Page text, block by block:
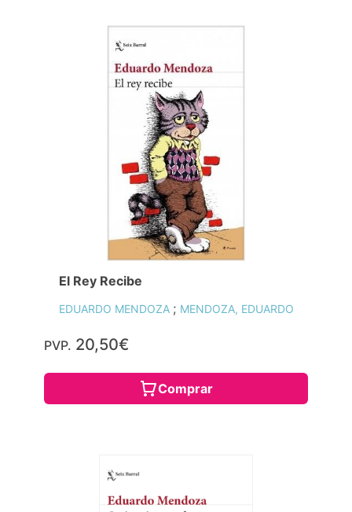
El Rey Recibe
EDUARDO MENDOZA ; MENDOZA, EDUARDO
PVP. 20,50€
Comprar